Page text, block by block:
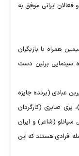
فعالان ایرانی موفق به
همراه با بازیگران
سینمایی برلین دست
عبادی (برنده جایزه
پری صابری (کارگردان
(شاعر) و ایران
افرادی هستند که این